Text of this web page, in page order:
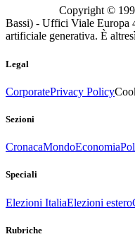
Copyright ©
Bassi) - Uffici Viale Europa
artificiale generativa. È
Legal
CorporatePrivacy Policy
Sezioni
CronacaMondoEconomia
Speciali
Elezioni ItaliaElezioni estero
Rubriche